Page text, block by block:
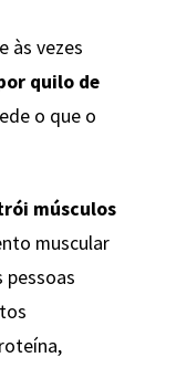
às vezes
quilo de
o que o
músculos
muscular
pessoas